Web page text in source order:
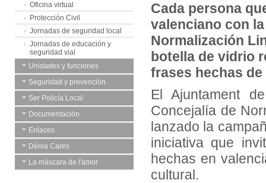
Oficina virtual
Protección Civil
Jornadas de seguridad local
Jornadas de educación y
seguridad vial
Unidades y funciones
Seguridad y prevención
Ser Policía Local
Documentación
Enlaces
Dénia Cares
La màscara de l'amor
Cada persona
valenciano con
Normalización
botella de vidrio
frases hechas de
El Ajuntament
Concejalía de
lanzado la
iniciativa que
hechas en
cultural.